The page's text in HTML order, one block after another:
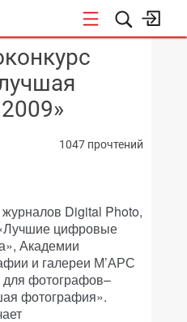
КОНФЕРЕНЦИИ
1047 прочтений
Digital Photo,
цифровые
Академии
и галереи М’АРС
для фотографов–
фотография».